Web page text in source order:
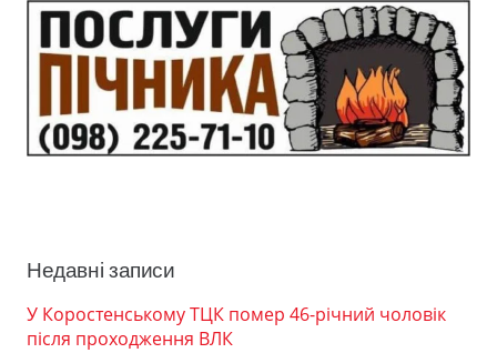
Недавні записи
У Коростенському ТЦК помер 46-річний чоловік
після проходження ВЛК